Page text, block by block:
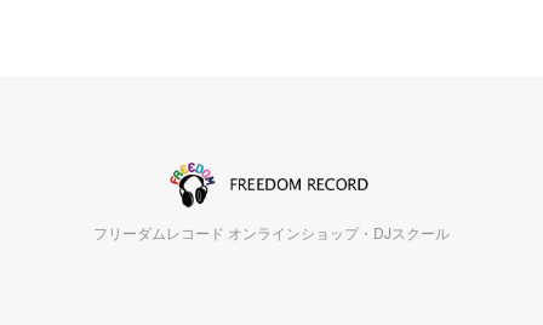
フリーダムレコード オンラインショップ・DJスクール